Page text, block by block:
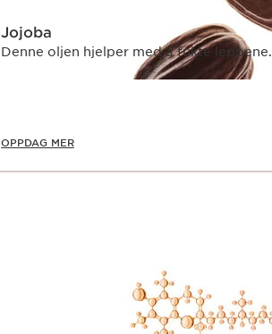
Jojoba
Denne oljen hjelper med å fukte leppene.
OPPDAG MER